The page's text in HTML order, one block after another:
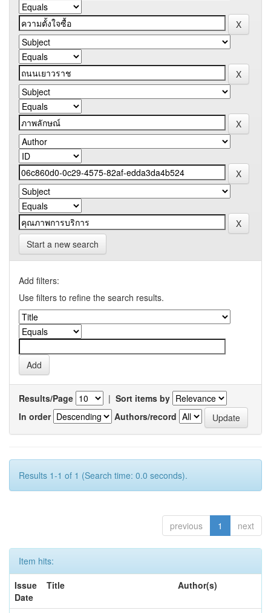
Start a new search
Add filters:
Use filters to refine the search results.
Results/Page | Sort items by
In order
Authors/record
Results 1-1 of 1 (Search time: 0.0 seconds).
previous 1 next
Item hits:
Issue
Date
Title Author(s)